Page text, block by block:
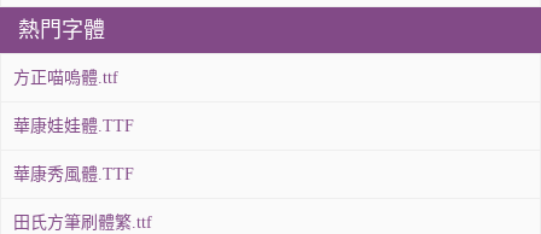
熱門字體
方正喵嗚體.ttf
華康娃娃體.TTF
華康秀風體.TTF
田氏方筆刷體繁.ttf